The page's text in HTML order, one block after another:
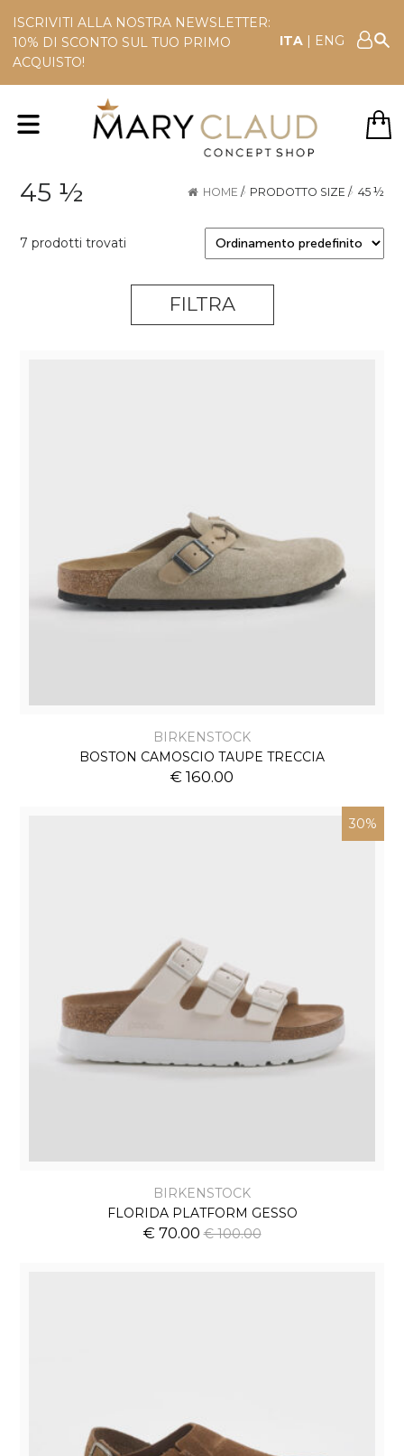
ISCRIVITI ALLA NOSTRA NEWSLETTER:
10% DI SCONTO SUL TUO PRIMO
ACQUISTO!
ITA | ENG
45 ½ HOME / PRODOTTO SIZE / 45 ½
7 prodotti trovati
FILTRA
BIRKENSTOCK
BOSTON CAMOSCIO TAUPE TRECCIA
€ 160.00
30%
BIRKENSTOCK
FLORIDA PLATFORM GESSO
€ 70.00€ 100.00